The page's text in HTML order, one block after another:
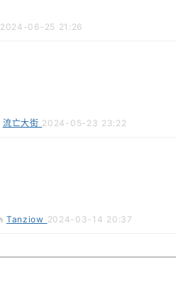
2024-06-25 21:26
流亡大街 2024-05-23 23:22
Tanziow 2024-03-14 20:37